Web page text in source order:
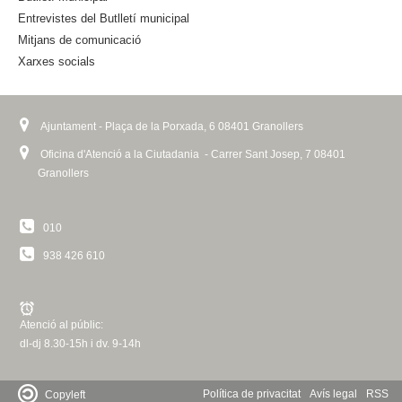
n
a
Entrevistes del Butlletí municipal
Mitjans de comunicació
Xarxes socials
Ajuntament - Plaça de la Porxada, 6 08401 Granollers
Oficina d'Atenció a la Ciutadania - Carrer Sant Josep, 7 08401
Granollers
010
938 426 610
Atenció al públic:
dl-dj 8.30-15h i dv. 9-14h
Política de privacitat Avís legal RSS
Copyleft